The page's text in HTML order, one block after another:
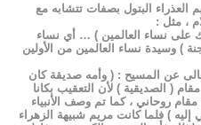
العذراء البتول بصفات تتشابه مع
، مثل :
على نساء العالمين ) … أي نساء
) وسيدة نساء العالمين من الأولين
عن المسيح : ( وأمه صديقة كان
( الصديقية ) لأن التعقيب بكانا
مقام روحاني ، كما تم وصف الأنبياء
إليه ) فلما كانت مريم شبيهة الزهراء